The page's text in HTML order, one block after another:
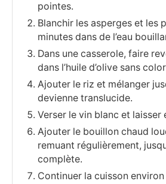
pointes.
Blanchir les asperges et les
minutes dans de l’eau
Dans une casserole, faire
dans l’huile d’olive sans
Ajouter le riz et mélanger
devienne translucide.
Verser le vin blanc et laisser
Ajouter le bouillon chaud
remuant régulièrement,
complète.
Continuer la cuisson